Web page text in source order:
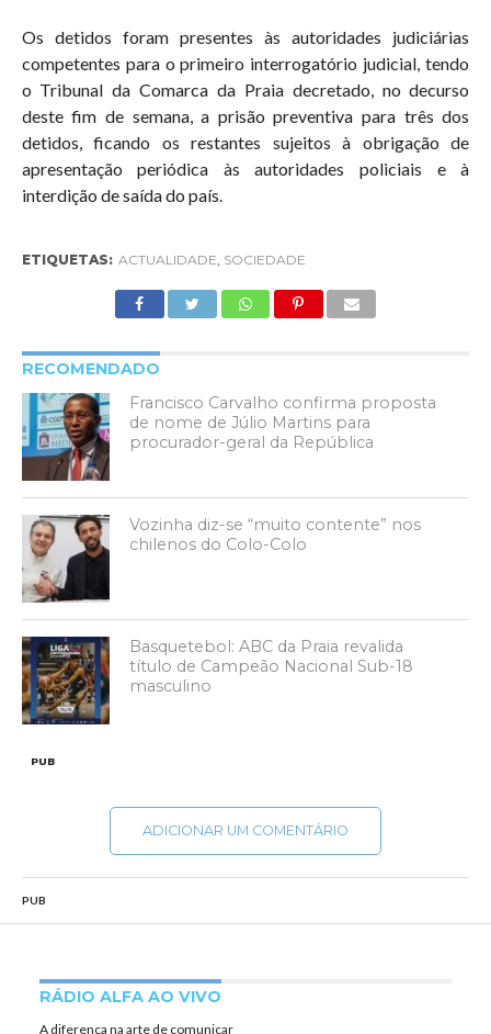
Os detidos foram presentes às autoridades judiciárias
competentes para o primeiro interrogatório judicial, tendo
o Tribunal da Comarca da Praia decretado, no decurso
deste fim de semana, a prisão preventiva para três dos
detidos, ficando os restantes sujeitos à obrigação de
apresentação periódica às autoridades policiais e à
interdição de saída do país.
ETIQUETAS: ACTUALIDADE SOCIEDADE
RECOMENDADO
Francisco Carvalho confirma proposta
de nome de Júlio Martins para
procurador-geral da República
Vozinha diz-se “muito contente” nos
chilenos do Colo-Colo
Basquetebol: ABC da Praia revalida
título de Campeão Nacional Sub-18
masculino
PUB
ADICIONAR UM COMENTÁRIO
PUB
RÁDIO ALFA AO VIVO
A diferença na arte de comunicar